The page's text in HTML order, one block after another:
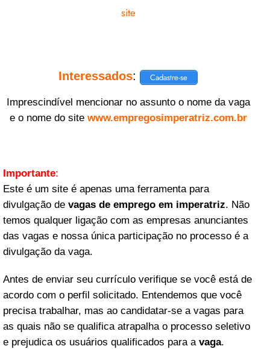
site
Interessados: Cadastre-se
Imprescindível mencionar no assunto o nome da vaga
e o nome do site www.empregosimperatriz.com.br
Importante:
Este é um site é apenas uma ferramenta para
divulgação de vagas de emprego em imperatriz. Não
temos qualquer ligação com as empresas anunciantes
das vagas e nossa única participação no processo é a
divulgação da vaga.
Antes de enviar seu currículo verifique se você está de
acordo com o perfil solicitado. Entendemos que você
precisa trabalhar, mas ao candidatar-se a vagas para
as quais não se qualifica atrapalha o processo seletivo
e prejudica os usuários qualificados para a vaga.